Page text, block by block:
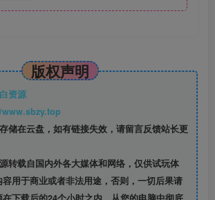
版权声明
资源
储在云盘，如有链接失效，请留言反馈站长更
转载自国内外各大媒体和网络，仅供试玩体
用于商业或者非法用途，否则，一切后果请